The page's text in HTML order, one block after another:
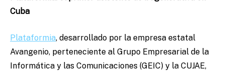
Cuba
Plataformia, desarrollado por la empresa estatal
Avangenio, perteneciente al Grupo Empresarial de la
Informática y las Comunicaciones (GEIC) y la CUJAE,